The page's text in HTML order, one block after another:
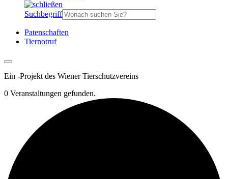
Suchbegriff
Patenschaften
Tiernotruf
Ein -Projekt des Wiener Tierschutzvereins
0 Veranstaltungen gefunden.